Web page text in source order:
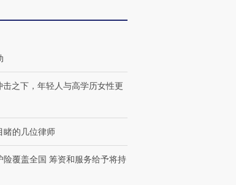
击之下，年轻人与高学历女性更
睹的几位律师
险覆盖全国 筹资和服务给予将持